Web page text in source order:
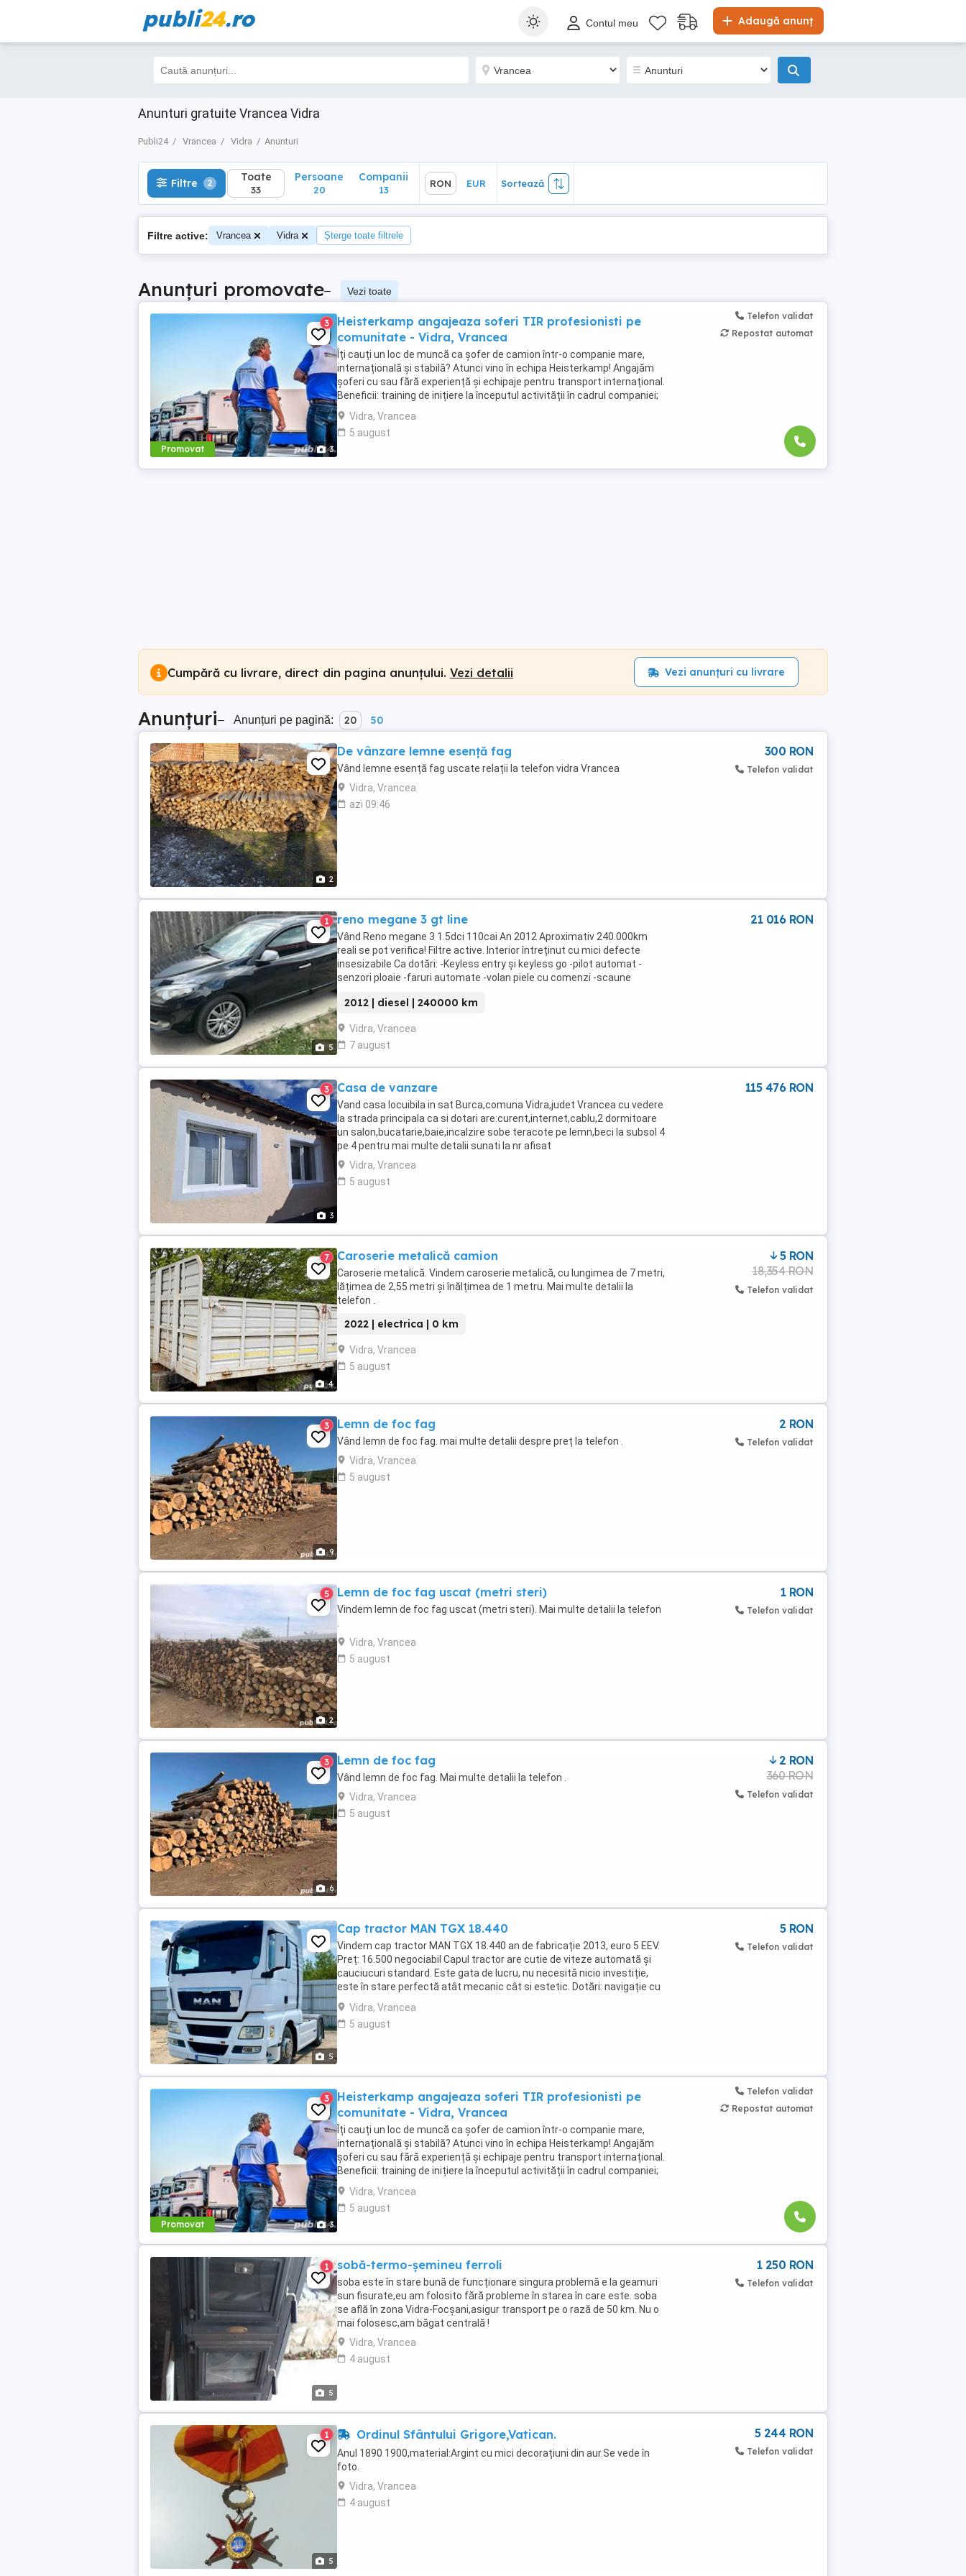
publi24.ro Adaugă anunț
Contul meu
Anunturi gratuite Vrancea Vidra
Publi24 Vrancea Vidra Anunturi
Filtre 2 Toate
33
Sortează
Filtre 2 Toate
33
Persoane
20
Companii
13
RON EUR Sortează
Filtre active: Vrancea Vidra Șterge toate filtrele
Anunțuri promovate– Vezi toate
Promovat 3
3
Heisterkamp angajeaza soferi TIR profesionisti pe
comunitate - Vidra, Vrancea
Îți cauți un loc de muncă ca șofer de camion într-o companie mare,
internațională și stabilă? Atunci vino în echipa Heisterkamp! Angajăm
șoferi cu sau fără experiență și echipaje pentru transport internațional.
Beneficii: training de inițiere la începutul activității în cadrul companiei;
training ...
Vidra, Vrancea
5 august
Telefon validat
Repostat automat
Cumpără cu livrare, direct din pagina anunțului. Vezi detalii Vezi anunțuri cu livrare
Anunțuri– Anunțuri pe pagină: 20 50
2
De vânzare lemne esență fag
Vând lemne esență fag uscate relații la telefon vidra Vrancea
Vidra, Vrancea
azi 09:46
300 RON
Telefon validat
5
1 reno megane 3 gt line
Vând Reno megane 3 1.5dci 110cai An 2012 Aproximativ 240.000km
reali se pot verifica! Filtre active. Interior întreținut cu mici defecte
insesizabile Ca dotări: -Keyless entry și keyless go -pilot automat -
senzori ploaie -faruri automate -volan piele cu comenzi -scaune
2012 | diesel | 240000 km
Vidra, Vrancea
7 august
21 016 RON
3
3 Casa de vanzare
Vand casa locuibila in sat Burca,comuna Vidra,judet Vrancea cu vedere
la strada principala ca si dotari are:curent,internet,cablu,2 dormitoare
un salon,bucatarie,baie,incalzire sobe teracote pe lemn,beci la subsol 4
pe 4 pentru mai multe detalii sunati la nr afisat
Vidra, Vrancea
5 august
115 476 RON
4
7 Caroserie metalică camion
Caroserie metalică. Vindem caroserie metalică, cu lungimea de 7 metri,
lățimea de 2,55 metri și înălțimea de 1 metru. Mai multe detalii la
telefon .
2022 | electrica | 0 km
Vidra, Vrancea
5 august
5 RON
18,354 RON
Telefon validat
9
3 Lemn de foc fag
Vând lemn de foc fag. mai multe detalii despre preț la telefon .
Vidra, Vrancea
5 august
2 RON
Telefon validat
2
5 Lemn de foc fag uscat (metri steri)
Vindem lemn de foc fag uscat (metri steri). Mai multe detalii la telefon
Vidra, Vrancea
5 august
1 RON
Telefon validat
6
3 Lemn de foc fag
Vând lemn de foc fag. Mai multe detalii la telefon .
Vidra, Vrancea
5 august
2 RON
360 RON
Telefon validat
5
Cap tractor MAN TGX 18.440
Vindem cap tractor MAN TGX 18.440 an de fabricație 2013, euro 5 EEV.
Preț: 16.500 negociabil Capul tractor are cutie de viteze automată și
cauciucuri standard. Este gata de lucru, nu necesită nicio investiție,
este în stare perfectă atât mecanic cât si estetic. Dotări: navigație cu
bluetooth, climă ...
Vidra, Vrancea
5 august
5 RON
Telefon validat
Promovat 3
3
Heisterkamp angajeaza soferi TIR profesionisti pe
comunitate - Vidra, Vrancea
Îți cauți un loc de muncă ca șofer de camion într-o companie mare,
internațională și stabilă? Atunci vino în echipa Heisterkamp! Angajăm
șoferi cu sau fără experiență și echipaje pentru transport internațional.
Beneficii: training de inițiere la începutul activității în cadrul companiei;
training ...
Vidra, Vrancea
5 august
Telefon validat
Repostat automat
5
1 sobă-termo-șemineu ferroli
soba este în stare bună de funcționare singura problemă e la geamuri
sun fisurate,eu am folosito fără probleme în starea în care este. soba
se află în zona Vidra-Focșani,asigur transport pe o rază de 50 km. Nu o
mai folosesc,am băgat centrală !
Vidra, Vrancea
4 august
1 250 RON
Telefon validat
5
1 Ordinul Sfântului Grigore,Vatican.
Anul 1890 1900,material:Argint cu mici decorațiuni din aur.Se vede în
foto.
Vidra, Vrancea
4 august
5 244 RON
Telefon validat